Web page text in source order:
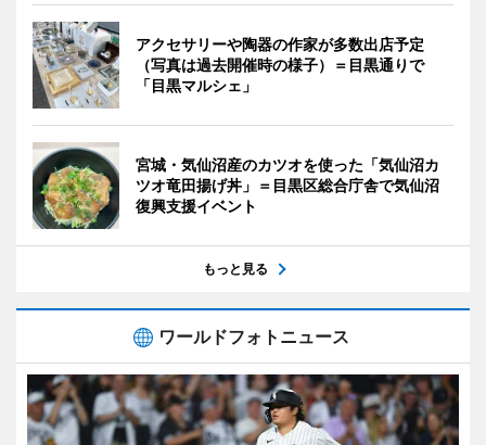
アクセサリーや陶器の作家が多数出店予定
（写真は過去開催時の様子）＝目黒通りで
「目黒マルシェ」
宮城・気仙沼産のカツオを使った「気仙沼カ
ツオ竜田揚げ丼」＝目黒区総合庁舎で気仙沼
復興支援イベント
もっと見る
ワールドフォトニュース